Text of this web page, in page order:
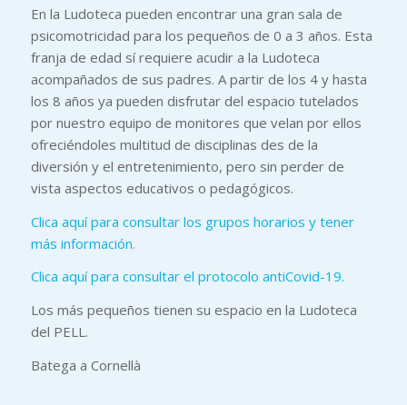
En la Ludoteca pueden encontrar una gran sala de
psicomotricidad para los pequeños de 0 a 3 años. Esta
franja de edad sí requiere acudir a la Ludoteca
acompañados de sus padres. A partir de los 4 y hasta
los 8 años ya pueden disfrutar del espacio tutelados
por nuestro equipo de monitores que velan por ellos
ofreciéndoles multitud de disciplinas des de la
diversión y el entretenimiento, pero sin perder de
vista aspectos educativos o pedagógicos.
Clica aquí para consultar los grupos horarios y tener
más información.
Clica aquí para consultar el protocolo antiCovid-19.
Los más pequeños tienen su espacio en la Ludoteca
del PELL.
Batega a Cornellà